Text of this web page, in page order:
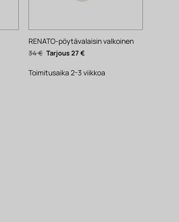
RENATO-pöytävalaisin valkoinen
34€ Alkuperäinen
hinta
34 €.
27€
27 €.
Toimitusaika 2-3 viikkoa